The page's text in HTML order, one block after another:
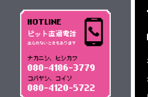
HOTLINE
ピット直通電話
出られないときもあります
ナカニシ、ヒシカワ
080-4186-3779
コバヤシ、コイソ
080-4120-5722